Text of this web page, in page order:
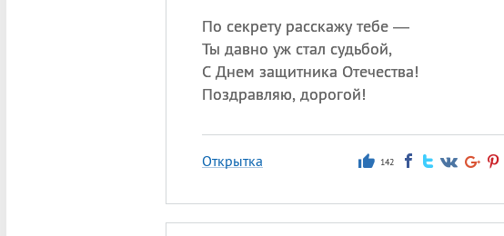
По секрету расскажу тебе —
Ты давно уж стал судьбой,
С Днем защитника Отечества!
Поздравляю, дорогой!
Открытка 142